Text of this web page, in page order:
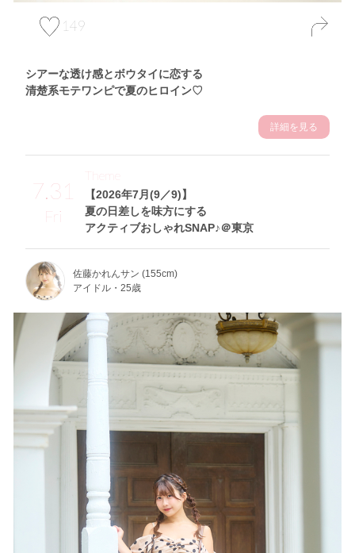
149
シアーな透け感とボウタイに恋する
清楚系モテワンピで夏のヒロイン♡
詳細を見る
7.31
Fri
【2026年7月(9／9)】
夏の日差しを味方にする
アクティブおしゃれSNAP♪＠東京
Theme
佐藤かれんサン (155cm)
アイドル・25歳